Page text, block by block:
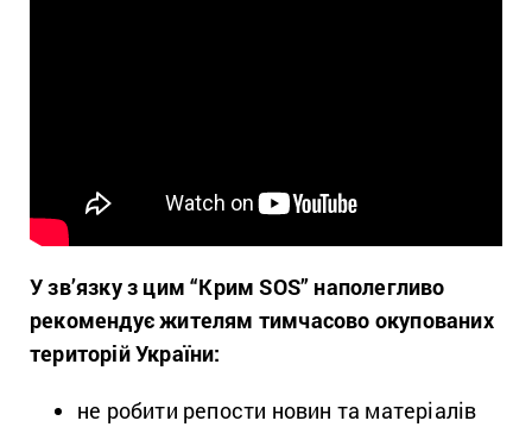
У зв’язку з цим “Крим SOS” наполегливо
рекомендує жителям тимчасово окупованих
територій України:
не робити репости новин та матеріалів